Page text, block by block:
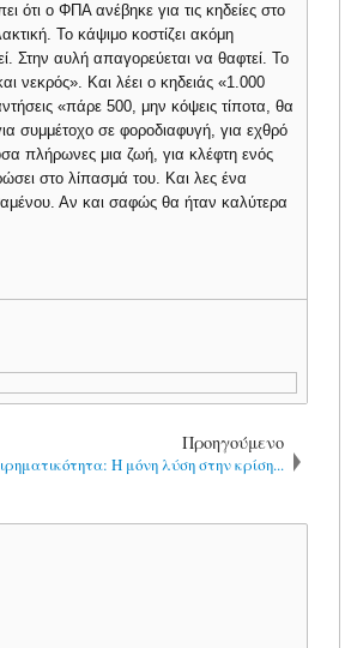
ότι ο ΦΠΑ ανέβηκε για τις κηδείες στο
Το κάψιμο κοστίζει ακόμη
Στην αυλή απαγορεύεται να θαφτεί. Το
νεκρός». Και λέει ο κηδειάς «1.000
«πάρε 500, μην κόψεις τίποτα, θα
συμμέτοχο σε φοροδιαφυγή, για εχθρό
πλήρωνες μια ζωή, για κλέφτη ενός
στο λίπασμά του. Και λες ένα
Αν και σαφώς θα ήταν καλύτερα
Προηγούμενο
Η μόνη λύση στην κρίση...